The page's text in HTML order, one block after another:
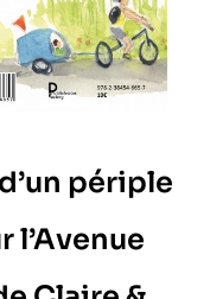
périple
l’Avenue